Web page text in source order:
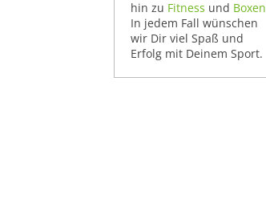
hin zu Fitness und Boxen
In jedem Fall wünschen
wir Dir viel Spaß und
Erfolg mit Deinem Sport.